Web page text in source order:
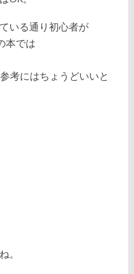
いる通り初心者が
本では
考にはちょうどいいと
。